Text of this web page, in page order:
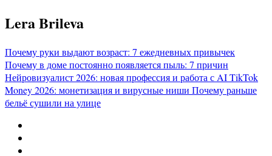
Перейти
к
Lera Brileva
Почему руки выдают возраст: 7 ежедневных привычек
Почему в доме постоянно появляется пыль: 7 причин
Нейровизуалист 2026: новая профессия и работа с AITikTok
Money 2026: монетизация и вирусные ниши Почему раньше
бельё сушили на улице